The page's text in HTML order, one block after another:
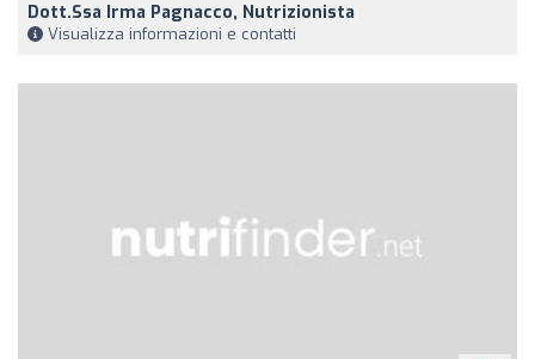
Dott.ssa Irma Pagnacco, Nutrizionista
Visualizza informazioni e contatti